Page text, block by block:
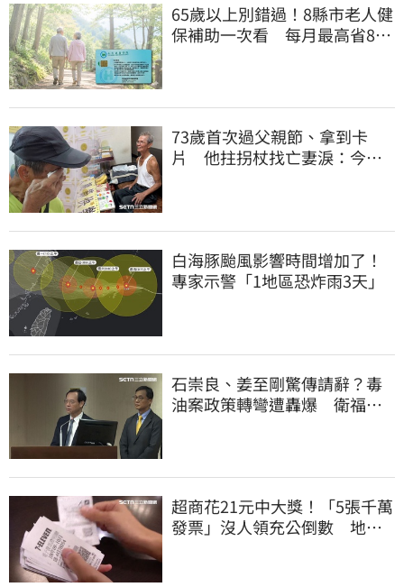
65歲以上別錯過！8縣市老人健
保補助一次看 每月最高省826
73歲首次過父親節、拿到卡
片 他拄拐杖找亡妻淚：今天
白海豚颱風影響時間增加了！
專家示警「1地區恐炸雨3天」
石崇良、姜至剛驚傳請辭？毒
油案政策轉彎遭轟爆 衛福部
超商花21元中大獎！「5張千萬
發票」沒人領充公倒數 地點